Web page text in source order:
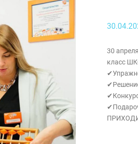
30
класс